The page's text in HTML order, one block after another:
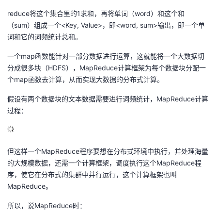
reduce将这个集合里的1求和，再将单词（word）和这个和
（sum）组成一个<Key, Value>，即<word, sum>输出，即一个单
词和它的词频统计总和。
一个map函数能针对一部分数据进行运算，这就能将一个大数据切
分成很多块（HDFS），MapReduce计算框架为每个数据块分配一
个map函数去计算，从而实现大数据的分布式计算。
假设有两个数据块的文本数据需要进行词频统计，MapReduce计算
过程：
但这样一个MapReduce程序要想在分布式环境中执行，并处理海量
的大规模数据，还需一个计算框架，调度执行这个MapReduce程
序，使它在分布式的集群中并行运行，这个计算框架也叫
MapReduce。
所以，说MapReduce时：